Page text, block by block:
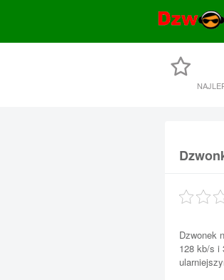
Dzwonek
128 kb/s i